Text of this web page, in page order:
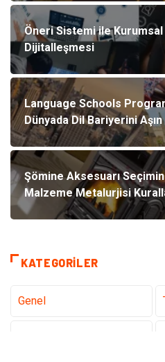
Öneri Sistemi ile
Dijitalleşmesi
Language Schools
Dünyada Dil Bariyerini Aşın
Şömine Aksesuarı
Malzeme Metalurjisi
KATEGORILER
Genel